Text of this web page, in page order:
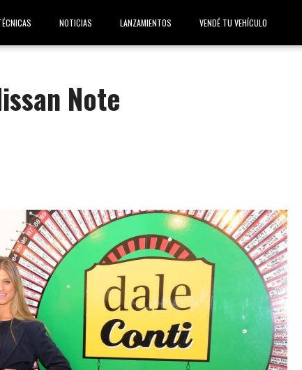
NOTICIAS LANZAMIENTOS VENDÉ TU VEHÍCULO
Note